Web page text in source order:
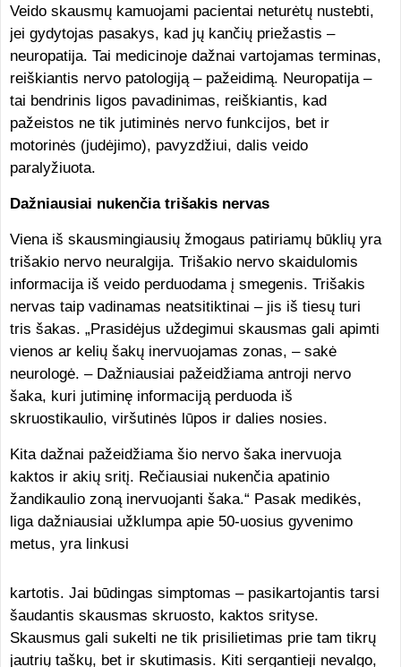
Veido skausmų kamuojami pacientai neturėtų nustebti,
jei gydytojas pasakys, kad jų kančių priežastis –
neuropatija. Tai medicinoje dažnai vartojamas terminas,
reiškiantis nervo patologiją – pažeidimą. Neuropatija –
tai bendrinis ligos pavadinimas, reiškiantis, kad
pažeistos ne tik jutiminės nervo funkcijos, bet ir
motorinės (judėjimo), pavyzdžiui, dalis veido
paralyžiuota.
Dažniausiai nukenčia trišakis nervas
Viena iš skausmingiausių žmogaus patiriamų būklių yra
trišakio nervo neuralgija. Trišakio nervo skaidulomis
informacija iš veido perduodama į smegenis. Trišakis
nervas taip vadinamas neatsitiktinai – jis iš tiesų turi
tris šakas. „Prasidėjus uždegimui skausmas gali apimti
vienos ar kelių šakų inervuojamas zonas, – sakė
neurologė. – Dažniausiai pažeidžiama antroji nervo
šaka, kuri jutiminę informaciją perduoda iš
skruostikaulio, viršutinės lūpos ir dalies nosies.
Kita dažnai pažeidžiama šio nervo šaka inervuoja
kaktos ir akių sritį. Rečiausiai nukenčia apatinio
žandikaulio zoną inervuojanti šaka.“ Pasak medikės,
liga dažniausiai užklumpa apie 50-uosius gyvenimo
metus, yra linkusi
kartotis. Jai būdingas simptomas – pasikartojantis tarsi
šaudantis skausmas skruosto, kaktos srityse.
Skausmus gali sukelti ne tik prisilietimas prie tam tikrų
jautrių taškų, bet ir skutimasis. Kiti sergantieji nevalgo,